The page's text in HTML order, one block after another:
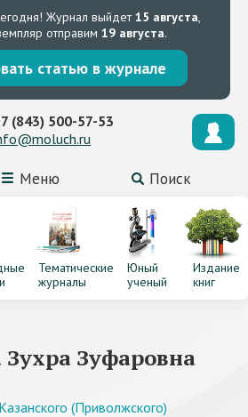
Журнал выйдет15 августа,
отправим 19 августа.
статью в журнале
Меню Поиск
(843) 500-57-53
Тематические
журналы
Юный
ученый
Издание
книг
Зуфаровна
(Приволжского)